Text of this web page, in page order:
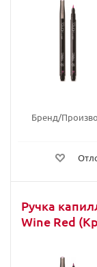
Бренд/
Ручка
Wine Red